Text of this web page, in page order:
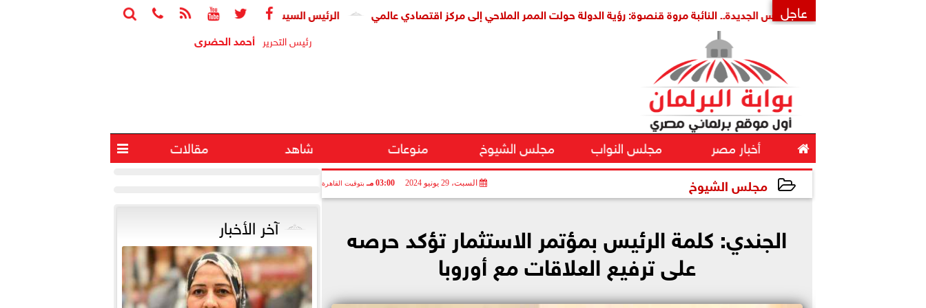





 عاجل الرئيس السيسي يبحث مع رئيس الوزراء اليوناني التعاون الثنائي في مجال الطاقة
رئيس التحرير أحمد الحضرى
 أخبار مصر مجلس النواب مجلس الشيوخ منوعات شاهد مقالات 
مجلس الشيوخ السبت، 29 يونيو 2024 03:00 مـ بتوقيت القاهرة
الجندي: كلمة الرئيس بمؤتمر الاستثمار تؤكد حرصه
على ترفيع العلاقات مع أوروبا
آخر الأخبار